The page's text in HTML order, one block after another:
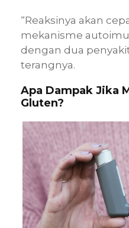
“Reaksinya akan
mekanisme
dengan dua
terangnya.
Apa Dampak Jika
Gluten?